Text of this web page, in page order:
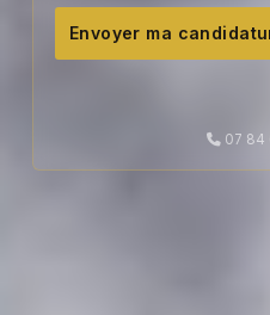
Envoyer ma
07 84